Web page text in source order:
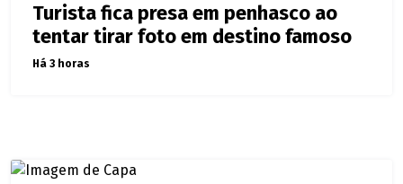
Turista fica presa em penhasco ao
tentar tirar foto em destino famoso
Há 3 horas